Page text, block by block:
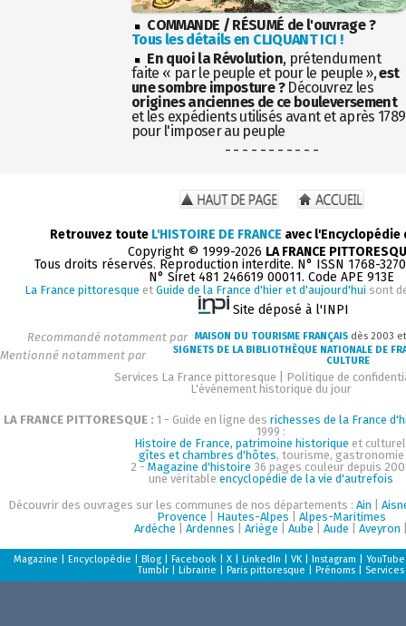
COMMANDE / RÉSUMÉ de l'ouvrage ?
Tous les détails en CLIQUANT ICI !
En quoi la Révolution, prétendument
faite « par le peuple et pour le peuple »,est
une sombre imposture ?Découvrez les
origines anciennes de ce bouleversement
et les expédients utilisés avant et après 1789
pour l'imposer au peuple
- - - - - - - - - - -
Retrouvez toute L'HISTOIRE DE FRANCE avec
Copyright © 1999-2026 LA FRANCE
Tous droits réservés. Reproduction interdite. N° ISSN 1768-
N° Siret 481 246619 00011. Code APE 913E
La France pittoresque et Guide de la France d'hier et d'aujourd'hui sont
Site déposé à l'INPI
Recommandé notamment par MAISON DU TOURISME FRANÇAIS dès 2003
Mentionné notamment par
SIGNETS DE LA BIBLIOTHÈQUE NATIONALE DE
CULTURE
Services La France pittoresque
Politique de
L'événement historique du jour
LA FRANCE PITTORESQUE : 1 - Guide en ligne des richesses de la France
1999 :
Histoire de France, patrimoine historique et
gîtes et chambres d'hôtes, tourisme, gastronomie
2 - Magazine d'histoire 36 pages couleur depuis
une véritableencyclopédie de la vie d'autrefois
Découvrir des ouvrages sur les communes de nos départements :Ain |
Provence
Hautes-Alpes
Alpes-Maritimes
Ardèche |Ardennes |Ariège |Aube |Aude |Aveyron
Magazine |Encyclopédie |Blog |Facebook |X |LinkedIn |VK |Instagram |YouTube
Tumblr |Librairie |Paris pittoresque |Prénoms Services